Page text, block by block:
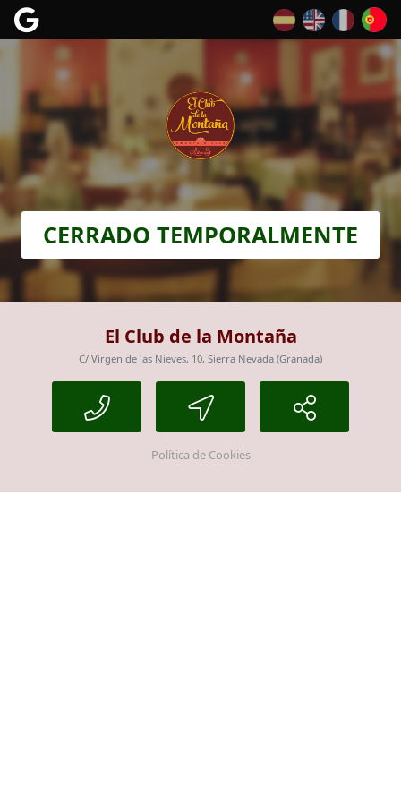
CERRADO TEMPORALMENTE
El Club de la Montaña
C/ Virgen de las Nieves, 10, Sierra Nevada (Granada)
Política de Cookies